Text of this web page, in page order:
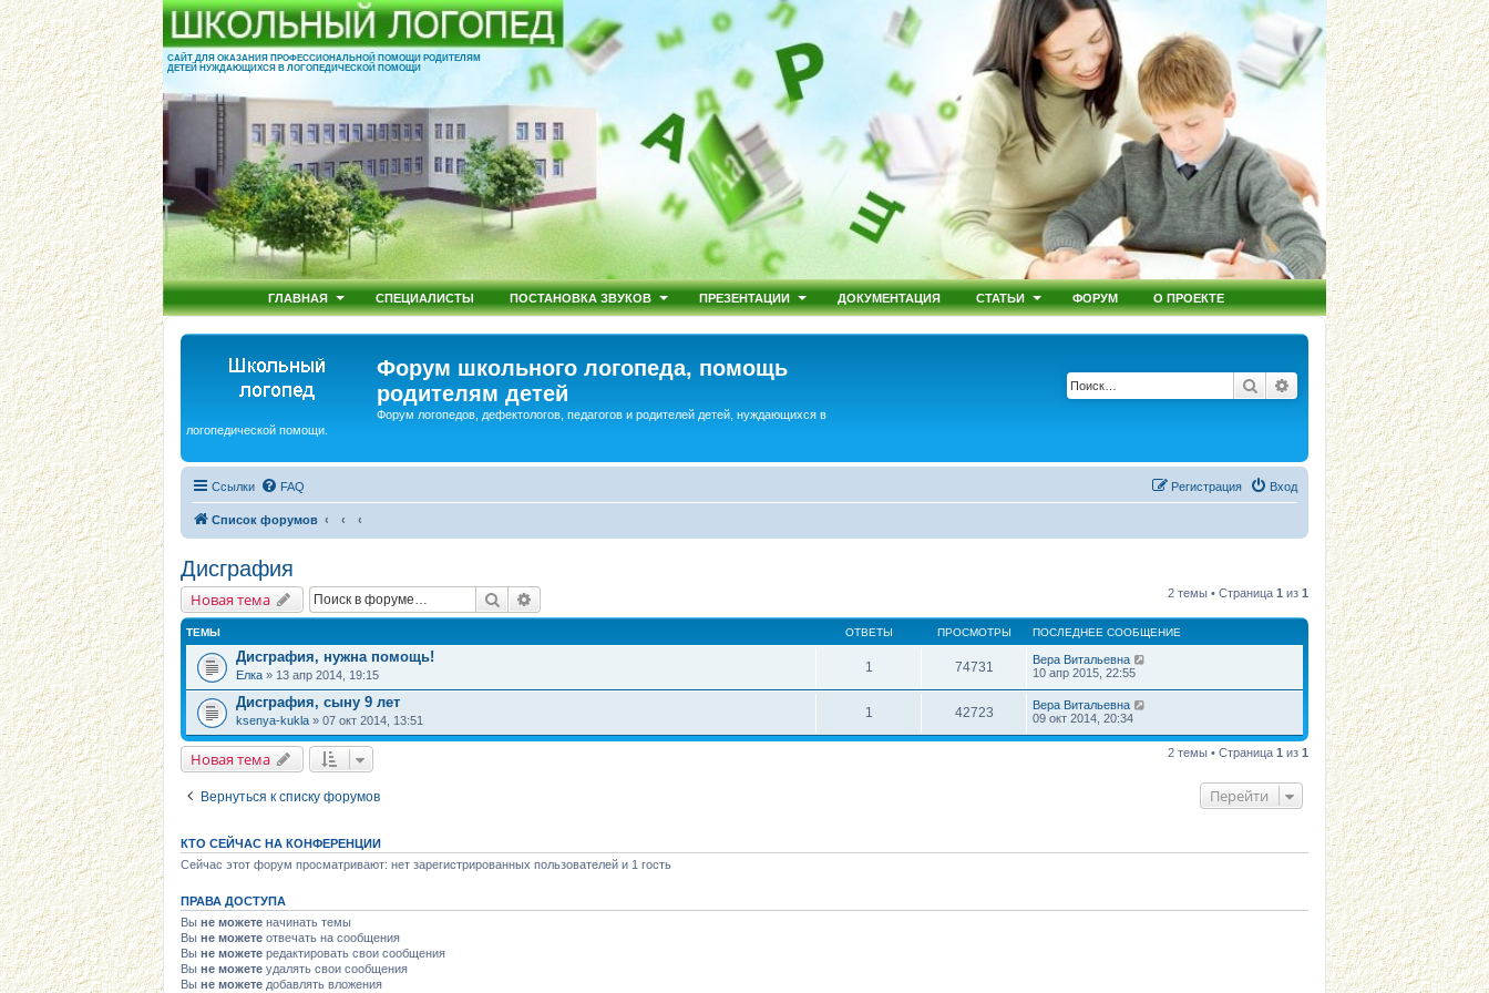
САЙТ ДЛЯ ОКАЗАНИЯ ПРОФЕССИОНАЛЬНОЙ ПОМОЩИ РОДИТЕЛЯМ
ДЕТЕЙ НУЖДАЮЩИХСЯ В ЛОГОПЕДИЧЕСКОЙ ПОМОЩИ
ГЛАВНАЯ СПЕЦИАЛИСТЫ ПОСТАНОВКА ЗВУКОВ ПРЕЗЕНТАЦИИ ДОКУМЕНТАЦИЯ СТАТЬИ ФОРУМ О ПРОЕКТЕ
Форум школьного логопеда, помощь
родителям детей
Форум логопедов, дефектологов, педагогов и родителей детей, нуждающихся в
логопедической помощи.
Поиск Расширенный поиск
Ссылки FAQ Вход
Регистрация
Список форумов
Дисграфия
Новая тема Поиск 2 темы • Страница 1 из 1
ТЕМЫ ОТВЕТЫ ПРОСМОТРЫ ПОСЛЕДНЕЕ СООБЩЕНИЕ
Дисграфия, нужна помощь!
Елка » 13 апр 2014, 19:15
1 74731
Вера Витальевна
10 апр 2015, 22:55
Дисграфия, сыну 9 лет
ksenya-kukla » 07 окт 2014, 13:51
1 42723
Вера Витальевна
09 окт 2014, 20:34
Новая тема 2 темы • Страница 1 из 1
Вернуться к списку форумов Перейти
КТО СЕЙЧАС НА КОНФЕРЕНЦИИ
Сейчас этот форум просматривают: нет зарегистрированных пользователей и 1 гость
ПРАВА ДОСТУПА
Вы не можете начинать темы
Вы не можете отвечать на сообщения
Вы не можете редактировать свои сообщения
Вы не можете удалять свои сообщения
Вы не можете добавлять вложения